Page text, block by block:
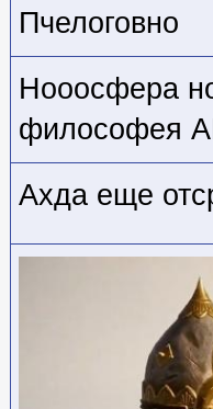
Пчелоговно
Нооосфера
философея
Ахда еще